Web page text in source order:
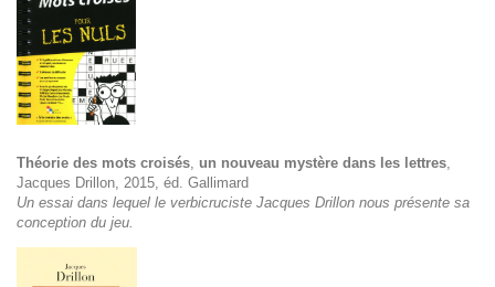
Théorie des mots croisés, un nouveau mystère dans les lettres,
Jacques Drillon, 2015, éd. Gallimard
Un essai dans lequel le verbicruciste Jacques Drillon nous présente sa
conception du jeu.